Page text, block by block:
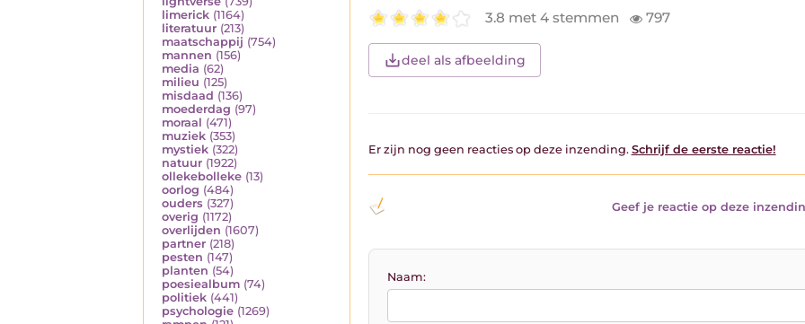
limerick (1164)
literatuur (213)
maatschappij (754)
mannen (156)
media (62)
milieu (125)
misdaad (136)
moederdag (97)
moraal (471)
muziek (353)
mystiek (322)
natuur (1922)
ollekebolleke (13)
oorlog (484)
ouders (327)
overig (1172)
overlijden (1607)
partner (218)
pesten (147)
planten (54)
poesiealbum (74)
politiek (441)
psychologie (1269)
3.8 met 4 stemmen 797
deel als afbeelding
Er zijn nog geen reacties op deze inzending. Schrijf de eerste reactie!
Geef je reactie op deze
Naam: